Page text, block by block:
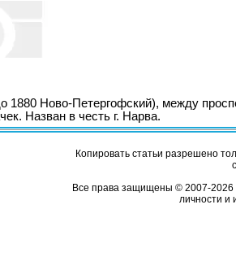
1880 Ново-Петергофский), между
Назван в честь г. Нарва.
Копировать статьи разрешено
Все права защищены © 2007-2026
личности и